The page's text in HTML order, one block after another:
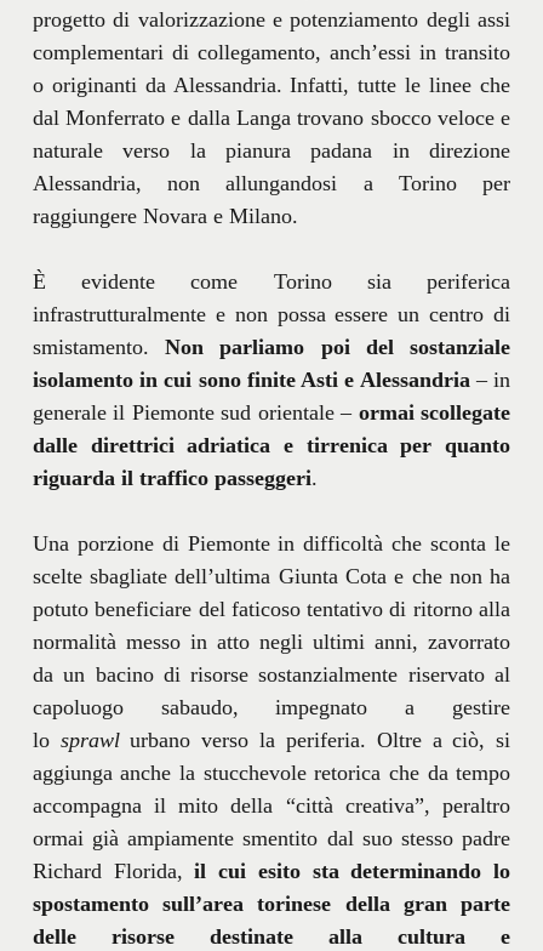
progetto di valorizzazione e potenziamento degli assi
complementari di collegamento, anch’essi in transito
o originanti da Alessandria. Infatti, tutte le linee che
dal Monferrato e dalla Langa trovano sbocco veloce e
naturale verso la pianura padana in direzione
Alessandria, non allungandosi a Torino per
raggiungere Novara e Milano.
È evidente come Torino sia periferica
infrastrutturalmente e non possa essere un centro di
smistamento.Non parliamo poi del sostanziale
isolamento in cui sono finite Asti e Alessandria – in
generale il Piemonte sud orientale – ormai scollegate
dalle direttrici adriatica e tirrenica per quanto
riguarda il traffico passeggeri.
Una porzione di Piemonte in difficoltà che sconta le
scelte sbagliate dell’ultima Giunta Cota e che non ha
potuto beneficiare del faticoso tentativo di ritorno alla
normalità messo in atto negli ultimi anni, zavorrato
da un bacino di risorse sostanzialmente riservato al
capoluogo sabaudo, impegnato a gestire
lo sprawlurbano verso la periferia. Oltre a ciò, si
aggiunga anche la stucchevole retorica che da tempo
accompagna il mito della “città creativa”, peraltro
ormai già ampiamente smentito dal suo stesso padre
Richard Florida,il cui esito sta determinando lo
spostamento sull’area torinese della gran parte
delle risorse destinate alla cultura e